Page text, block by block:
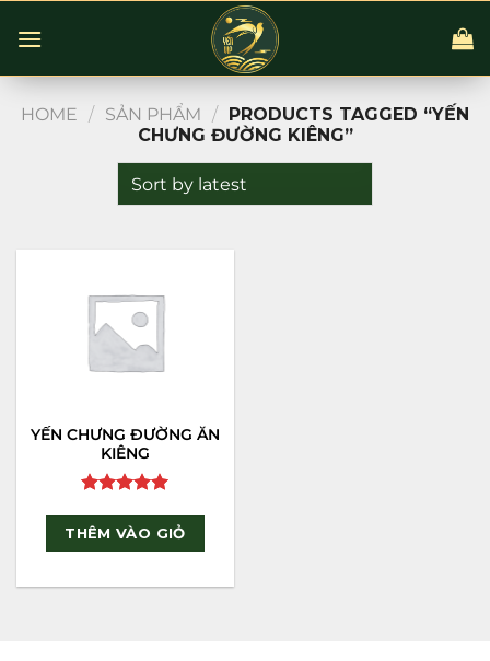
đến
HOME / SẢN PHẨM / PRODUCTS TAGGED “YẾN
CHƯNG ĐƯỜNG KIÊNG”
YẾN CHƯNG ĐƯỜNG ĂN
KIÊNG
out of 5
THÊM VÀO GIỎ